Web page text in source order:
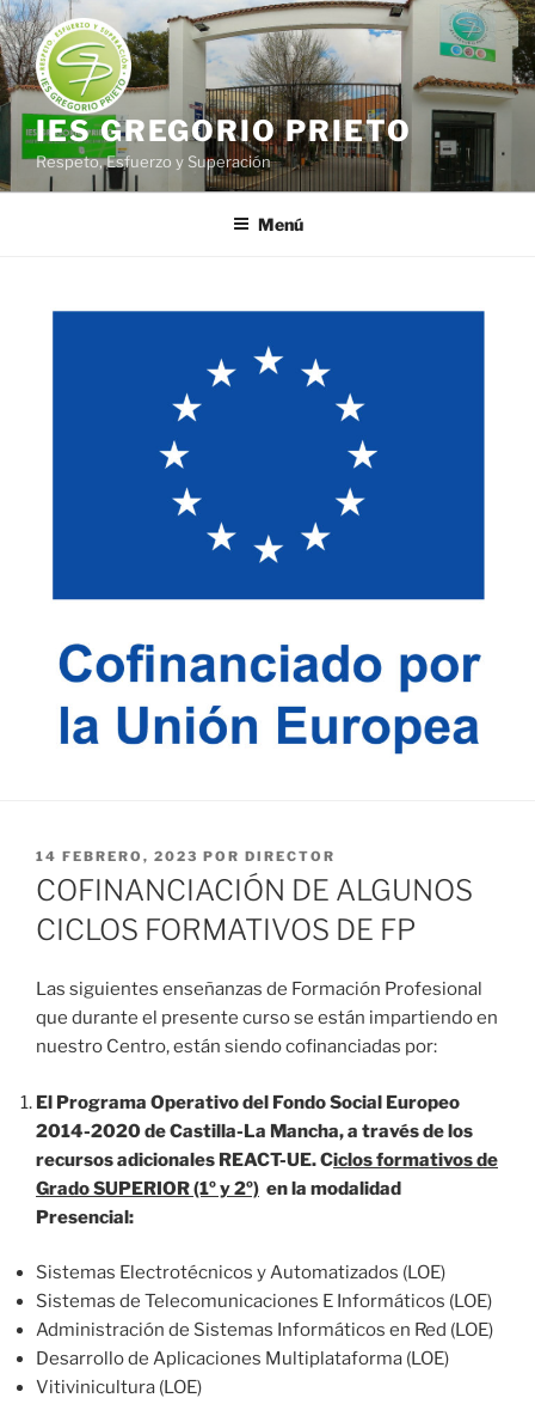
Saltar
al
contenido
IES GREGORIO PRIETO
Respeto, Esfuerzo y Superación
Menú
PUBLICADO
EL
14 FEBRERO, 2023 POR DIRECTOR
COFINANCIACIÓN DE ALGUNOS
CICLOS FORMATIVOS DE FP
Las siguientes enseñanzas de Formación Profesional
que durante el presente curso se están impartiendo en
nuestro Centro, están siendo cofinanciadas por:
El Programa Operativo del Fondo Social Europeo
2014-2020 de Castilla-La Mancha, a través de los
recursos adicionales REACT-UE. Ciclos formativos de
GradoSUPERIOR(1º y 2º) en la modalidad
Presencial:
Sistemas Electrotécnicos y Automatizados (LOE)
Sistemas de Telecomunicaciones E Informáticos (LOE)
Administración de Sistemas Informáticos en Red (LOE)
Desarrollo de Aplicaciones Multiplataforma (LOE)
Vitivinicultura (LOE)